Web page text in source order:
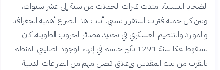
الضحايا النسبية. امتدت فترات الحملات من سنة إلى عشر سنوات،
وبين كل حملة فترات استقرار نسبي. أثبت هذا الصراع أهمية الجغرافيا
والموارد والتنظيم العسكري في تحديد مصائر الحروب الطويلة. كان
لسقوط عكا سنة 1291 تأثير حاسم في إنهاء الوجود الصليبي المنظم
بالقرب من بيت المقدس وإغلاق فصل مهم من الصراعات الدينية